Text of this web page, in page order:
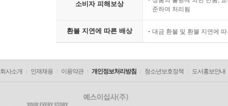
소비자 피해보상
준하여 처리됨
환불 지연에 따른 배상 대금 환불 및 환불 지연에
회사소개 인재채용 이용약관 개인정보처리방침 청소년보호정책 도서홍보안내